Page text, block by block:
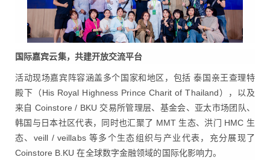
国际嘉宾云集，共建开放交流平台
活动现场嘉宾阵容涵盖多个国家和地区，包括 泰国亲王查理特
殿下（His Royal Highness Prince Charit of Thailand），以及
来自 Coinstore / BKU 交易所管理层、基金会、亚太市场团队、
韩国与日本社区代表，同时也汇聚了 MMT 生态、洪门 HMC 生
态、veill / veillabs 等多个生态组织与产业代表，充分展现了
Coinstore B.KU 在全球数字金融领域的国际化影响力。